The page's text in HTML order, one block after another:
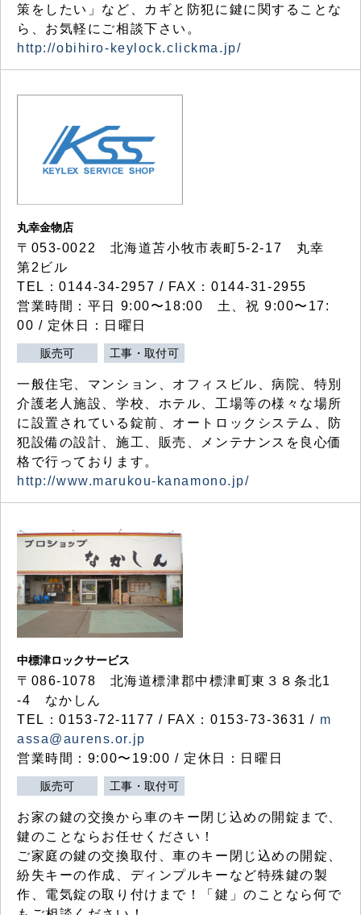
策をしたい」など、カギと防犯に鍵に関することな
ら、お気軽にご相談下さい。
http://obihiro-keylock.clickma.jp/
丸幸金物店
〒053-0022 北海道苫小牧市表町5-2-17 丸幸
第2ビル
TEL：0144-34-2957 / FAX：0144-31-2955
営業時間：平日 9:00〜18:00 土、祝 9:00〜17:
00 / 定休日：日曜日
販売可 工事・取付可
一般住宅、マンション、オフィスビル、病院、特別
介護老人施設、学校、ホテル、工場等の様々な場所
に設置されている錠前、オートロックシステム、防
犯設備の設計、施工、販売、メンテナンスを良心価
格で行っております。
http://www.marukou-kanamono.jp/
中標津ロックサービス
〒086-1078 北海道標津郡中標津町東３８条北1
-4 なかしん
TEL：0153-72-1177 / FAX：0153-73-3631 / m
assa@aurens.or.jp
営業時間：9:00〜19:00 / 定休日：日曜日
販売可 工事・取付可
お家の鍵の交換から車のキー閉じ込めの開錠まで、
鍵のことならお任せください！
ご家庭の鍵の交換取付、車のキー閉じ込めの開錠、
紛失キーの作成、ディンプルキーなど特殊鍵の製
作、電気錠の取り付けまで！「鍵」のことなら何で